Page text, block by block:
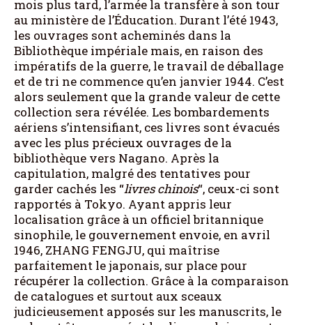
mois plus tard, l’armée la transfère à son tour
au ministère de l’Éducation. Durant l’été 1943,
les ouvrages sont acheminés dans la
Bibliothèque impériale mais, en raison des
impératifs de la guerre, le travail de déballage
et de tri ne commence qu’en janvier 1944. C’est
alors seulement que la grande valeur de cette
collection sera révélée. Les bombardements
aériens s’intensifiant, ces livres sont évacués
avec les plus précieux ouvrages de la
bibliothèque vers Nagano. Après la
capitulation, malgré des tentatives pour
garder cachés les “livres chinois“, ceux-ci sont
rapportés à Tokyo. Ayant appris leur
localisation grâce à un officiel britannique
sinophile, le gouvernement envoie, en avril
1946, ZHANG FENGJU, qui maîtrise
parfaitement le japonais, sur place pour
récupérer la collection. Grâce à la comparaison
de catalogues et surtout aux sceaux
judicieusement apposés sur les manuscrits, le